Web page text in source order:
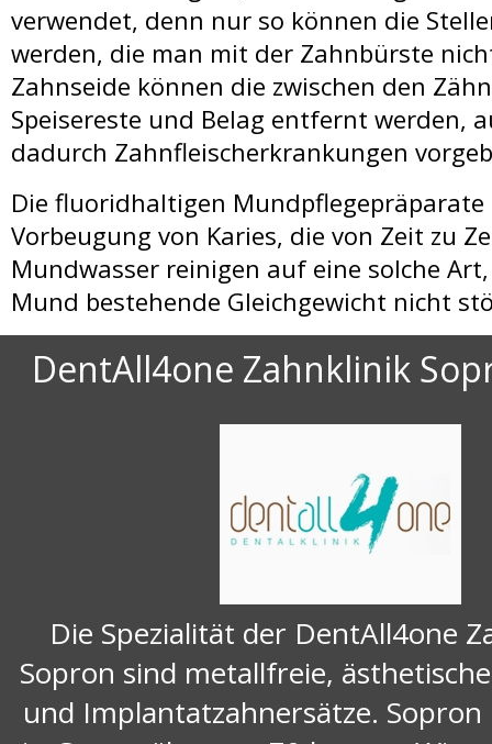
verwendet, denn nur so können die
werden, die man mit der Zahnbürste
Zahnseide können die zwischen den
Speisereste und Belag entfernt werden,
dadurch Zahnfleischerkrankungen
Die fluoridhaltigen
Vorbeugung von Karies, die von Zeit zu
Mundwasser reinigen auf eine solche
Mund bestehende Gleichgewicht nicht
DentAll4one Zahnklinik
Die Spezialität der DentAll4one
Sopron sind metallfreie,
und Implantatzahnersätze.